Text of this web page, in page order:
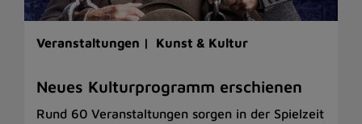
Veranstaltungen | Kunst & Kultur
Neues Kulturprogramm erschienen
Rund 60 Veranstaltungen sorgen in der Spielzeit